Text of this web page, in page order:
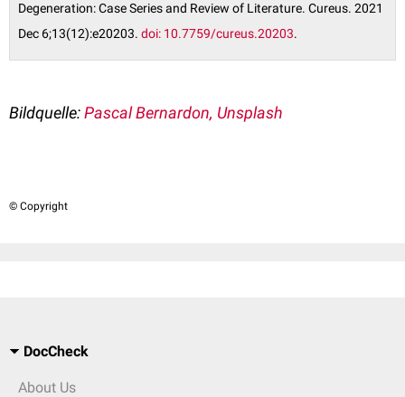
Degeneration: Case Series and Review of Literature. Cureus. 2021
Dec 6;13(12):e20203. doi: 10.7759/cureus.20203.
Bildquelle:Pascal Bernardon, Unsplash
© Copyright
DocCheck
About Us